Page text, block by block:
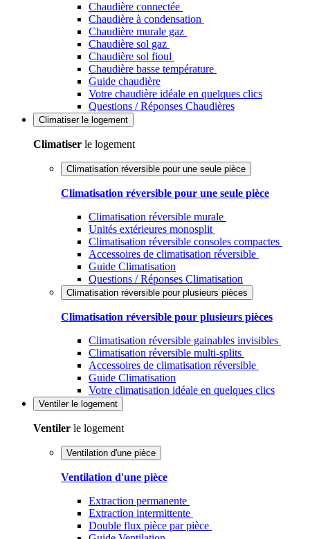
Chaudière connectée
Chaudière à condensation
Chaudière murale gaz
Chaudière sol gaz
Chaudière sol fioul
Chaudière basse température
Guide chaudière
Votre chaudière idéale en quelques clics
Questions / Réponses Chaudières
Climatiser le logement
Climatiser le logement
Climatisation réversible pour une seule pièce
Climatisation réversible pour une seule pièce
Climatisation réversible murale
Unités extérieures monosplit
Climatisation réversible consoles compactes
Accessoires de climatisation réversible
Guide Climatisation
Questions / Réponses Climatisation
Climatisation réversible pour plusieurs pièces
Climatisation réversible pour plusieurs pièces
Climatisation réversible gainables invisibles
Climatisation réversible multi-splits
Accessoires de climatisation réversible
Guide Climatisation
Votre climatisation idéale en quelques clics
Ventiler le logement
Ventiler le logement
Ventilation d'une pièce
Ventilation d'une pièce
Extraction permanente
Extraction intermittente
Double flux pièce par pièce